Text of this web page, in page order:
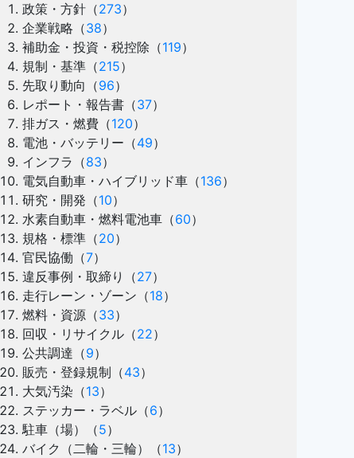
政策・方針 （273）
企業戦略 （38）
補助金・投資・税控除 （119）
規制・基準 （215）
先取り動向 （96）
レポート・報告書 （37）
排ガス・燃費 （120）
電池・バッテリー （49）
インフラ （83）
電気自動車・ハイブリッド車 （136）
研究・開発 （10）
水素自動車・燃料電池車 （60）
規格・標準 （20）
官民協働 （7）
違反事例・取締り
（27）
走行レーン・ゾーン （18）
燃料・資源 （33）
回収・リサイクル （22）
公共調達 （9）
販売・登録規制 （43）
大気汚染 （13）
ステッカー・ラベル （6）
駐車（場）
（5）
バイク（二輪・三輪）
（13）